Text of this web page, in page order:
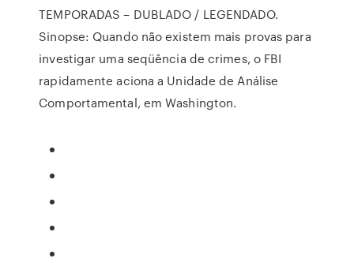
TEMPORADAS – DUBLADO / LEGENDADO.
Sinopse: Quando não existem mais provas para
investigar uma seqüência de crimes, o FBI
rapidamente aciona a Unidade de Análise
Comportamental, em Washington.